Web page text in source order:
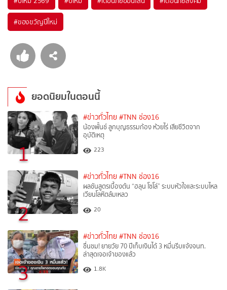
#ของขวัญปีใหม่
ยอดนิยมในตอนนี้
1
#ข่าวทั่วไทย #TNN ช่อง16
น้องพั้นช์ ลูกบุญธรรมก้อง ห้วยไร่ เสียชีวิตจาก
อุบัติเหตุ
223
2
#ข่าวทั่วไทย #TNN ช่อง16
ผลชันสูตรเบื้องต้น “ฮลุน โซโล่” ระบบหัวใจและระบบไหล
เวียนโลหิตล้มเหลว
20
3
#ข่าวทั่วไทย #TNN ช่อง16
ชื่นชม! ยายวัย 70 ปีเก็บเงินได้ 3 หมื่นรีบแจ้งจนท.
ล่าสุดเจอเจ้าของแล้ว
1.8K